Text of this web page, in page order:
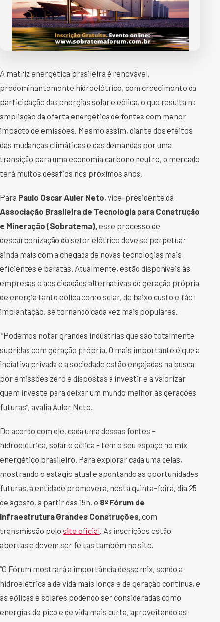
A matriz energética brasileira é renovável,
predominantemente hidroelétrico, com crescimento da
participação das energias solar e eólica, o que resulta na
ampliação da oferta energética de fontes com menor
impacto de emissões. Mesmo assim, diante dos efeitos
das mudanças climáticas e das demandas por uma
transição para uma economia carbono neutro, o mercado
terá muitos desafios nos próximos anos.
Para Paulo Oscar Auler Neto, vice-presidente da
Associação Brasileira de Tecnologia para Construção
e Mineração (Sobratema),esse processo de
descarbonização do setor elétrico deve se perpetuar
ainda mais com a chegada de novas tecnologias mais
eficientes e baratas. Atualmente, estão disponíveis às
empresas e aos cidadãos alternativas de geração própria
de energia tanto eólica como solar, de baixo custo e fácil
implantação, se tornando cada vez mais populares.
”Podemos notar grandes indústrias que são totalmente
supridas com geração própria. O mais importante é que a
inciativa privada e a sociedade estão engajadas na busca
por emissões zero e dispostas a investir e a valorizar
quem investe para deixar um mundo melhor às gerações
futuras”, avalia Auler Neto.
De acordo com ele, cada uma dessas fontes –
hidroelétrica, solar e eólica - tem o seu espaço no mix
energético brasileiro. Para explorar cada uma delas,
mostrando o estágio atual e apontando as oportunidades
futuras, a entidade promoverá, nesta quinta-feira, dia 25
de agosto, a partir das 15h, o 8º Fórum de
Infraestrutura Grandes Construções,com
transmissão pelo site oficial. As inscrições estão
abertas e devem ser feitas também no site.
“O Fórum mostrará a importância desse mix, sendo a
hidroelétrica a de vida mais longa e de geração continua, e
as eólicas e solares podendo ser consideradas como
energias de pico e de vida mais curta, aproveitando as